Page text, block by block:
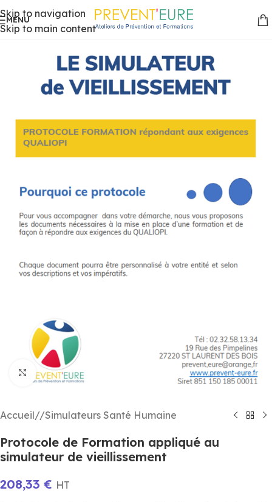
Skip to navigation
Skip to main content
MENU
Click to enlarge
Accueil/ Simulateurs Santé Humaine
Protocole de Formation appliqué au
simulateur de vieillissement
208,33 € HT